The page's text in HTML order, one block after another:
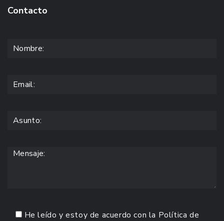
Contacto
He leído y estoy de acuerdo con la Política de